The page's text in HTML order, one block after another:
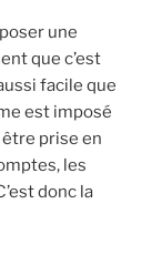
une
que c’est
facile que
est imposé
prise en
les
donc la